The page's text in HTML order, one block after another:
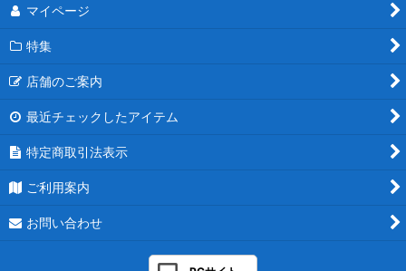
マイページ
特集
店舗のご案内
最近チェックしたアイテム
特定商取引法表示
ご利用案内
お問い合わせ